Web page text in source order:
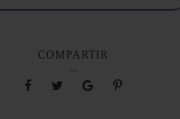
COMPARTIR